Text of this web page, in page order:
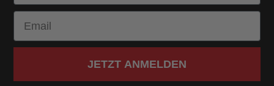
Email
JETZT ANMELDEN